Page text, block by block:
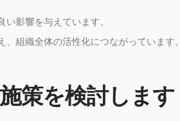
影響を与えています。
組織全体の活性化につながっています。
策を検討します